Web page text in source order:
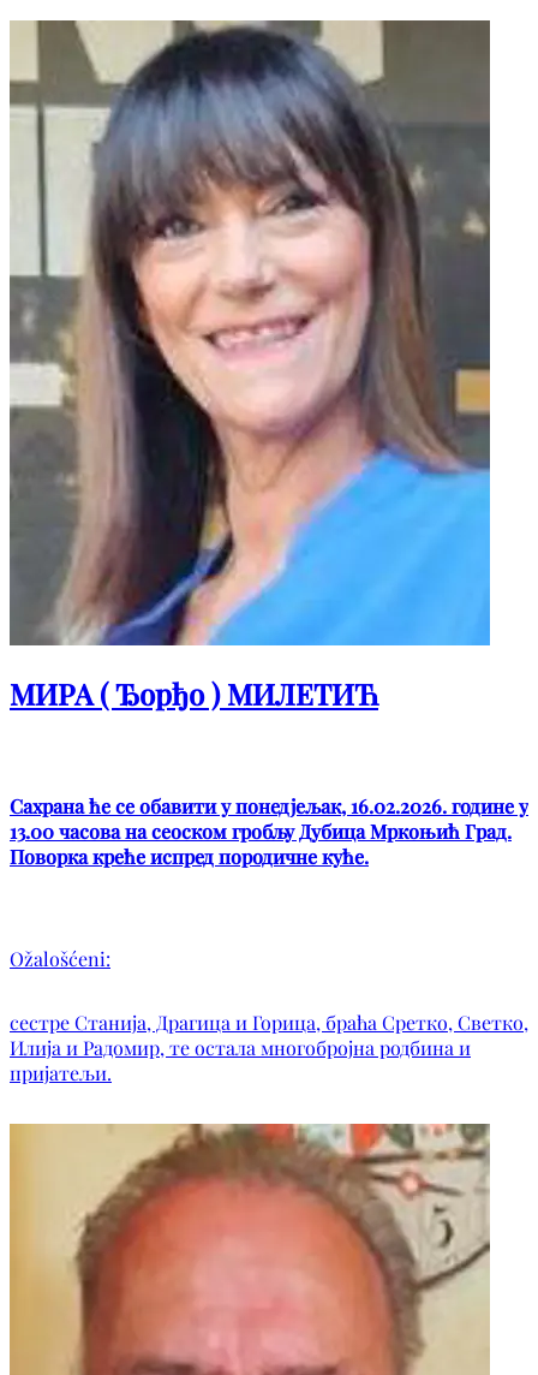
МИРА ( Ђорђо ) МИЛЕТИЋ
Сахрана ће се обавити у понедјељак, 16.02.2026. године у
13.00 часова на сеоском гробљу Дубица Мркоњић Град.
Поворка креће испред породичне куће.
Ožalošćeni:
сестре Станија, Драгица и Горица, браћа Сретко, Светко,
Илија и Радомир, те остала многобројна родбина и
пријатељи.